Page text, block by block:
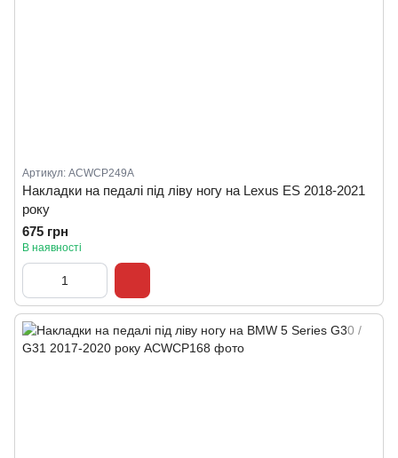
Артикул: ACWCP249A
Накладки на педалі під ліву ногу на Lexus ES 2018-2021
року
675 грн
В наявності